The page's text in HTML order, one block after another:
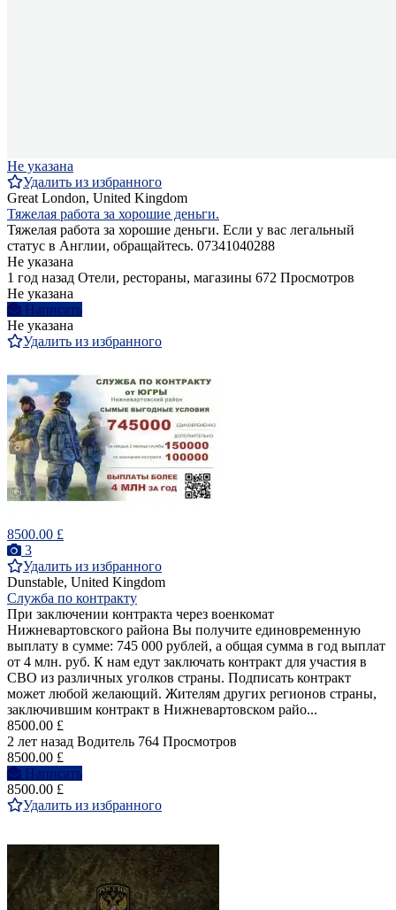
Не указана
Удалить из избранного
Great London, United Kingdom
Тяжелая работа за хорошие деньги.
Тяжелая работа за хорошие деньги. Если у вас легальный
статус в Англии, обращайтесь. 07341040288
Не указана
1 год назад Отели, рестораны, магазины 672 Просмотров
Не указана
Написать
Не указана
Удалить из избранного
8500.00 £
3
Удалить из избранного
Dunstable, United Kingdom
Служба по контракту
При заключении контракта через военкомат
Нижневартовского района Вы получите единовременную
выплату в сумме: 745 000 рублей, а общая сумма в год выплат
от 4 млн. руб. К нам едут заключать контракт для участия в
СВО из различных уголков страны. Подписать контракт
может любой желающий. Жителям других регионов страны,
заключившим контракт в Нижневартовском райо...
8500.00 £
2 лет назад Водитель 764 Просмотров
8500.00 £
Написать
8500.00 £
Удалить из избранного